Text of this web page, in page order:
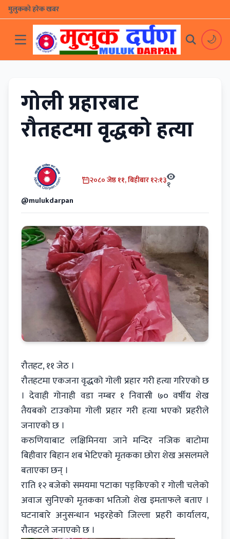
मुलुकको हरेक खबर
🌙
गोली प्रहारबाट
रौतहटमा वृद्धको हत्या
@mulukdarpan
२०८० जेष्ठ ११, बिहीबार १२:१३१
रौतहट, ११ जेठ ।
रौतहटमा एकजना वृद्धको गोली प्रहार गरी हत्या गरिएको छ
। देवाही गोनाही वडा नम्बर १ निवासी ७० वर्षीय शेख
तैयबको टाउकोमा गोली प्रहार गरी हत्या भएको प्रहरीले
जनाएको छ ।
करुणियाबाट लक्षिमिनया जाने मन्दिर नजिक बाटोमा
बिहीवार बिहान शब भेटिएको मृतकका छोरा शेख असलमले
बताएका छन् ।
राति १२ बजेको समयमा पटाका पड्किएको र गोली चलेको
अवाज सुनिएको मृतकका भतिजो शेख इमताफले बताए ।
घटनाबारे अनुसन्धान भइरहेको जिल्ला प्रहरी कार्यालय,
रौतहटले जनाएको छ ।